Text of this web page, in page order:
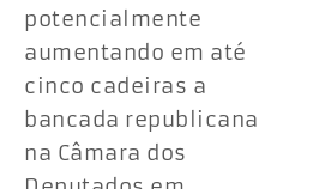
potencialmente
aumentando em até
cinco cadeiras a
bancada republicana
na Câmara dos